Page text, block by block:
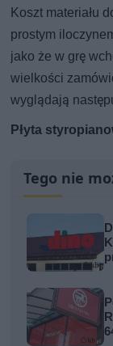
Koszt materiału
prostym
jako że w grę
wielkości
wyglądają
Płyta
Tego nie